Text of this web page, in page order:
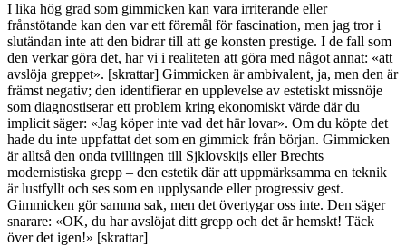
I lika hög grad som gimmicken kan vara irriterande eller
frånstötande kan den var ett föremål för fascination, men jag tror i
slutändan inte att den bidrar till att ge konsten prestige. I de fall som
den verkar göra det, har vi i realiteten att göra med något annat: «att
avslöja greppet». [skrattar] Gimmicken är ambivalent, ja, men den är
främst negativ; den identifierar en upplevelse av estetiskt missnöje
som diagnostiserar ett problem kring ekonomiskt värde där du
implicit säger: «Jag köper inte vad det här lovar». Om du köpte det
hade du inte uppfattat det som en gimmick från början. Gimmicken
är alltså den onda tvillingen till Sjklovskijs eller Brechts
modernistiska grepp – den estetik där att uppmärksamma en teknik
är lustfyllt och ses som en upplysande eller progressiv gest.
Gimmicken gör samma sak, men det övertygar oss inte. Den säger
snarare: «OK, du har avslöjat ditt grepp och det är hemskt! Täck
över det igen!» [skrattar]